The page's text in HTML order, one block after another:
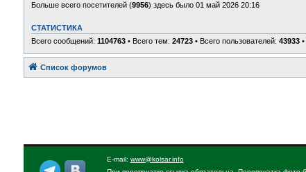
Больше всего посетителей (9956) здесь было 01 май 2026 20:16
СТАТИСТИКА
Всего сообщений: 1104763• Всего тем: 24723• Всего пользователей: 43933•
Список форумов
E-mail: www@kolsar.info